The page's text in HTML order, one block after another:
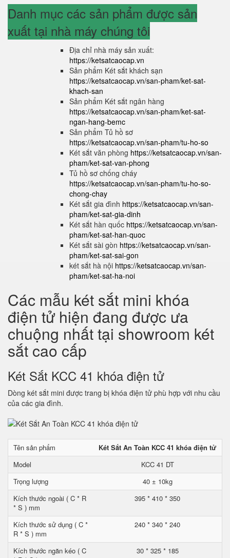
Danh mục các sản phẩm được sản
xuất tại nhà máy chúng tôi
Địa chỉ nhà máy sản xuất:
https://ketsatcaocap.vn
Sản phẩm Két sắt khách sạn
https://ketsatcaocap.vn/san-pham/ket-sat-
khach-san
Sản phẩm Két sắt ngân hàng
https://ketsatcaocap.vn/san-pham/ket-sat-
ngan-hang-bemc
Sản phẩm Tủ hồ sơ
https://ketsatcaocap.vn/san-pham/tu-ho-so
Két sắt văn phòng https://ketsatcaocap.vn/san-
pham/ket-sat-van-phong
Tủ hồ sơ chống cháy
https://ketsatcaocap.vn/san-pham/tu-ho-so-
chong-chay
Két sắt gia đình https://ketsatcaocap.vn/san-
pham/ket-sat-gia-dinh
Két sắt hàn quốc https://ketsatcaocap.vn/san-
pham/ket-sat-han-quoc
Két sắt sài gòn https://ketsatcaocap.vn/san-
pham/ket-sat-sai-gon
két sắt hà nội https://ketsatcaocap.vn/san-
pham/ket-sat-ha-noi
Các mẫu két sắt mini khóa
điện tử hiện đang được ưa
chuộng nhất tại showroom két
sắt cao cấp
Két Sắt KCC 41 khóa điện tử
Dòng két sắt mini được trang bị khóa điện tử phù hợp với nhu cầu
của các gia đình.
Tên sản phẩm
Két Sắt An Toàn KCC 41 khóa điện tử
Model
KCC 41 DT
Trọng lượng
40 ± 10kg
Kích thước ngoài ( C * R
* S ) mm
395 * 410 * 350
Kích thước sử dụng ( C *
R * S ) mm
240 * 340 * 240
Kích thước ngăn kéo ( C
30 * 325 * 185